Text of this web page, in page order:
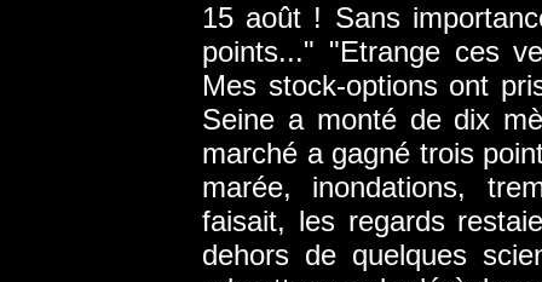
15 août ! Sans
points..." "Etrange ces
Mes stock-options ont
Seine a monté de dix
marché a gagné trois
marée, inondations,
faisait, les regards
dehors de quelques